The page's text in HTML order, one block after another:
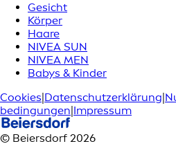
Gesicht
Körper
Haare
NIVEA SUN
NIVEA MEN
Babys & Kinder
Cookies|Datenschutzerklärung|
bedingungen|Impressum
© Beiersdorf 2026